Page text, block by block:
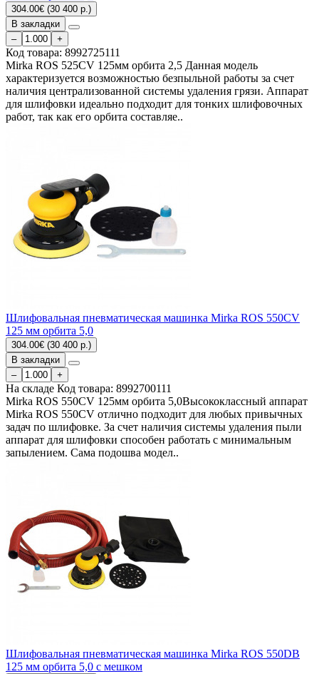
304.00€ (30 400 р.)
В закладки
–
+
Код товара: 8992725111
Mirka ROS 525CV 125мм орбита 2,5 Данная модель
характеризуется возможностью безпыльной работы за счет
наличия централизованной системы удаления грязи. Аппарат
для шлифовки идеально подходит для тонких шлифовочных
работ, так как его орбита составляе..
Шлифовальная пневматическая машинка Mirka ROS 550CV
125 мм орбита 5,0
304.00€ (30 400 р.)
В закладки
–
+
На складе Код товара: 8992700111
Mirka ROS 550CV 125мм орбита 5,0Высококлассный аппарат
Mirka ROS 550CV отлично подходит для любых привычных
задач по шлифовке. За счет наличия системы удаления пыли
аппарат для шлифовки способен работать с минимальным
запылением. Сама подошва модел..
Шлифовальная пневматическая машинка Mirka ROS 550DB
125 мм орбита 5,0 c мешком